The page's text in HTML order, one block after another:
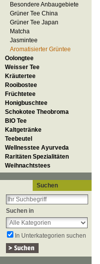
Besondere Anbaugebiete
Grüner Tee China
Grüner Tee Japan
Matcha
Jasmintee
Aromatisierter Grüntee
Oolongtee
Weisser Tee
Kräutertee
Rooibostee
Früchtetee
Honigbuschtee
Schokotee Theobroma
BIO Tee
Kaltgetränke
Teebeutel
Wellnesstee Ayurveda
Raritäten Spezialitäten
Weihnachtstees
Suchen
Suchen in
In Unterkategorien suchen